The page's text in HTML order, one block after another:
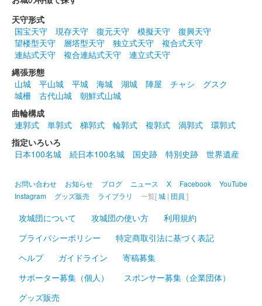
天守形式
国宝天守
現存天守 復元天守 模擬天守
復興天守
望楼型天守
層塔型天守 独立式天守
複合式天守
連結式天守
複合連結式天守
連立式天守
縄張形態
山城
平山城 平城 海城 湖城 陣屋 チャシ
グスク
城柵
古代山城
朝鮮式山城
曲輪構成
連郭式
単郭式 梯郭式 輪郭式 複郭式 渦郭式
環郭式
指定いろいろ
日本100名城
続日本100名城 国史跡 特別史跡 世界遺産
お問い合わせ お知らせ ブログ ニュース X Facebook
YouTube
Instagram
グッズ販売 ライブラリ 一覧[城 | 団員 ]
攻城団について 攻城団の使い方
利用規約
プライバシーポリシー
特定商取引法に基づく表記
ヘルプ
ガイドライン
寄稿募集
サポーター募集（個人）
スポンサー募集（企業団体）
グッズ販売